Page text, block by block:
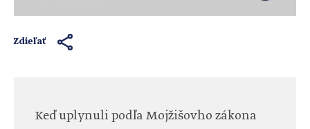
Zdieľať
Keď uplynuli podľa Mojžišovho zákona